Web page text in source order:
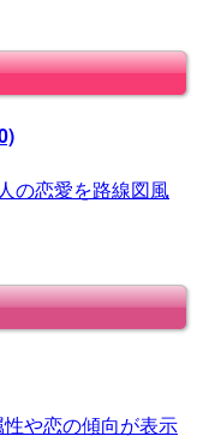
の恋愛を路線図風
や恋の傾向が表示